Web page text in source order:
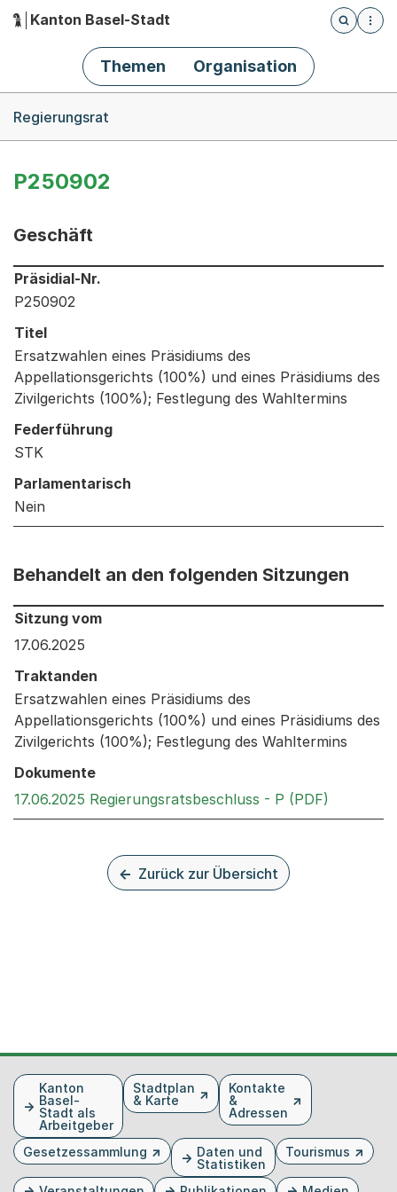
Hauptnavigation
Kanton Basel-Stadt
Öffnet
Themen Organisation
Regierungsrat
P250902
Geschäft
Informationen zum Ausgewählten Geschäft
Präsidial-Nr.
P250902
Titel
Ersatzwahlen eines Präsidiums des
Appellationsgerichts (100%) und eines Präsidiums des
Zivilgerichts (100%); Festlegung des Wahltermins
Federführung
STK
Parlamentarisch
Nein
Behandelt an den folgenden Sitzungen
Behandelt an den folgenden Sitzungen: Informationen
Sitzung vom
17.06.2025
Traktanden
Ersatzwahlen eines Präsidiums des
Appellationsgerichts (100%) und eines Präsidiums des
Zivilgerichts (100%); Festlegung des Wahltermins
Dokumente
17.06.2025 Regierungsratsbeschluss - P (PDF)
Zurück zur Übersicht
FusszeileKanton
Basel-
Stadt als
Arbeitgeber
Stadtplan
& Karte
Kontakte
&
Adressen
Gesetzessammlung
Daten und
Statistiken
Tourismus